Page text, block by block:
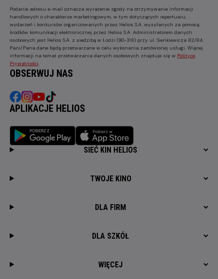
Podanie adresu e-mail oznacza wyrażenie zgody na otrzymywanie informacji
handlowych o charakterze marketingowym, w tym dotyczących repertuaru,
wydarzeń i konkursów organizowanych przez Helios S.A. wysyłanych za pomocą
środków komunikacji elektronicznej przez Helios S.A. Administratorem danych
osobowych jest Helios S.A. z siedzibą w Łodzi (90-318) przy ul. Sienkiewicza 82/84.
Pani/Pana dane będą przetwarzane w celu wykonania zamówionej usługi. Więcej
informacji na temat przetwarzania danych osobowych znajduje się w Polityce
Prywatności
OBSERWUJ NAS
APLIKACJE HELIOS
SIEĆ KIN HELIOS
TWOJE KINO
DLA FIRM
DLA SZKÓŁ
WIĘCEJ